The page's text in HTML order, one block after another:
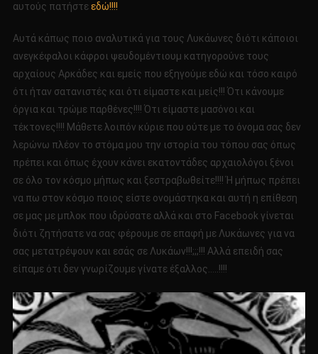
αυτούς πατήστεεδώ!!!!
Αυτά κάπως ποιο αναλυτικά για τους Λυκάωνες διότι κάποιοι
ανεγκέφαλοι κάφροι ψευδομέντιουμ κατηγορούνε τους
αρχαίους Αρκάδες και εμείς που εξηγούμε εδώ και τόσο καιρό
ότι ήταν σατανιστές και ότι είμαστε και μείς!!! Ότι κάνουμε
όργια και τρώμε παρθένες!!!! Ότι είμαστε μασόνοι και
τέκτονες!!!! Μάθετε λοιπόν κύριε που ούτε με το όνομα σας δεν
λερώνω πλέον το στόμα μου την ιστορία του τόπου σας όπως
πρέπει και όπως έχουν κάνει εκατοντάδες αρχαιολόγοι ξένοι
σε όλο τον κόσμο μήπως και ξεστραβωθείτε!!!! Ή μήπως πρέπει
να πω στον κόσμο ποιος είστε ονομάστηκα και αυτή η επίθεση
σε μας με μπλοκ που ιδρύσατε αλλά και στο Facebook γίνεται
διότι ζητήσατε να σας φέρουμε σε επαφή με Λυκάωνες για να
σας μετατρέψουν και εσάς σε Λυκάων!!!;;;!!! Αλλά επειδή σας
είπαμε ότι δεν γνωρίζουμε γίνατε έξαλλος…..!!!!